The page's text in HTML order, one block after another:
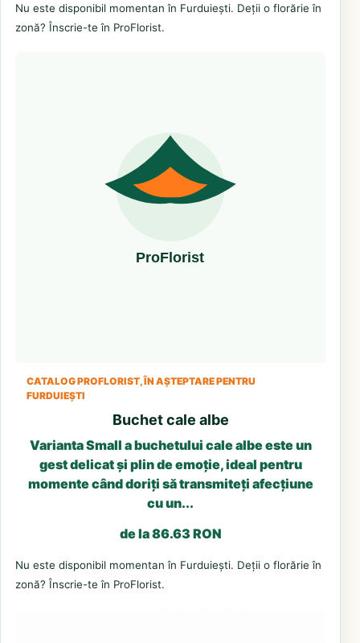
Nu este disponibil momentan în Furduiești. Deții o florărie în
zonă? Înscrie-te în ProFlorist.
CATALOG PROFLORIST, ÎN AȘTEPTARE PENTRU
FURDUIEȘTI
Buchet cale albe
Varianta Small a buchetului cale albe este un
gest delicat și plin de emoție, ideal pentru
momente când doriți să transmiteți afecțiune
cu un...
de la 86.63 RON
Nu este disponibil momentan în Furduiești. Deții o florărie în
zonă? Înscrie-te în ProFlorist.